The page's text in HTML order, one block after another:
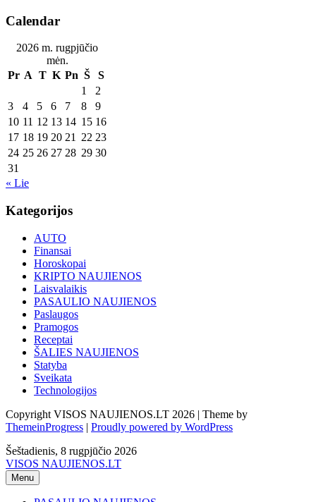
Calendar
2026 m. rugpjūčio
mėn.
Pr A T K Pn Š
S
1
2
3
4 5 6 7 8
9
10 11 12 13 14 15 16
17 18 19 20 21 22 23
24 25 26 27 28 29 30
31
« Lie
Kategorijos
AUTO
Finansai
Horoskopai
KRIPTO NAUJIENOS
Laisvalaikis
PASAULIO NAUJIENOS
Paslaugos
Pramogos
Receptai
ŠALIES NAUJIENOS
Statyba
Sveikata
Technologijos
Copyright VISOS NAUJIENOS.LT 2026 | Theme by
ThemeinProgress | Proudly powered by WordPress
Šeštadienis, 8 rugpjūčio 2026
VISOS NAUJIENOS.LT
Menu